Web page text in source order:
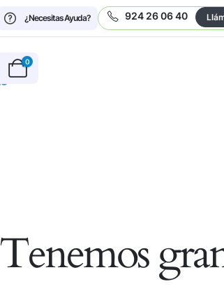
¿Necesitas Ayuda?
924 26 06 40
0
Tenemos